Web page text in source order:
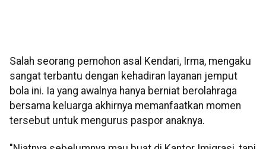
Salah seorang pemohon asal Kendari, Irma, mengaku
sangat terbantu dengan kehadiran layanan jemput
bola ini. Ia yang awalnya hanya berniat berolahraga
bersama keluarga akhirnya memanfaatkan momen
tersebut untuk mengurus paspor anaknya.